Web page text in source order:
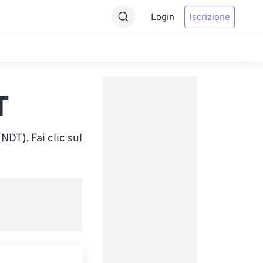
Login Iscrizione
Fai clic sul